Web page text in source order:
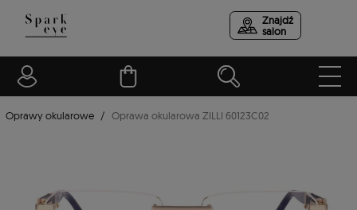
Znajdź
salon
Oprawy okularowe Oprawa okularowa ZILLI 60123C02